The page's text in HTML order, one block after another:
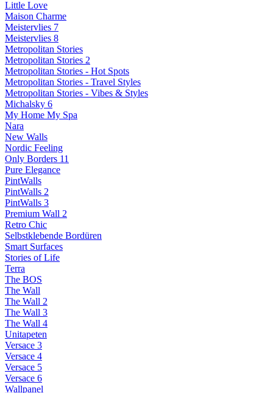
Little Love
Maison Charme
Meistervlies 7
Meistervlies 8
Metropolitan Stories
Metropolitan Stories 2
Metropolitan Stories - Hot Spots
Metropolitan Stories - Travel Styles
Metropolitan Stories - Vibes & Styles
Michalsky 6
My Home My Spa
Nara
New Walls
Nordic Feeling
Only Borders 11
Pure Elegance
PintWalls
PintWalls 2
PintWalls 3
Premium Wall 2
Retro Chic
Selbstklebende Bordüren
Smart Surfaces
Stories of Life
Terra
The BOS
The Wall
The Wall 2
The Wall 3
The Wall 4
Unitapeten
Versace 3
Versace 4
Versace 5
Versace 6
Wallpanel